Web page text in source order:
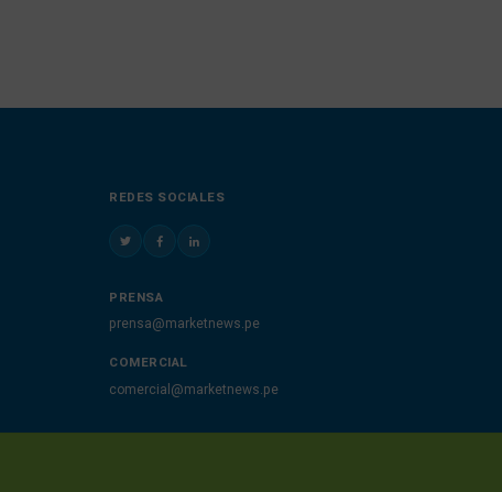
REDES SOCIALES
PRENSA
prensa@marketnews.pe
COMERCIAL
comercial@marketnews.pe